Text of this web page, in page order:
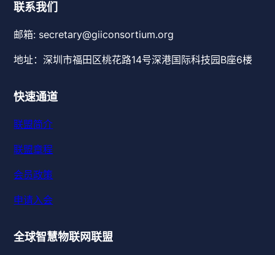
联系我们
邮箱: secretary@giiconsortium.org
地址：深圳市福田区桃花路14号深港国际科技园B座6楼
快速通道
联盟简介
联盟章程
会员政策
申请入会
全球智慧物联网联盟